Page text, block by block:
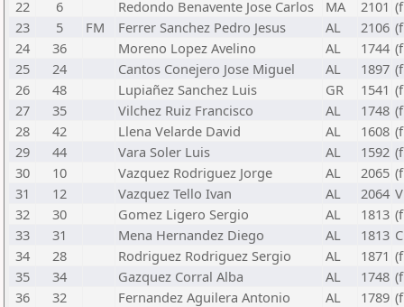
22
6 Redondo Benavente Jose Carlos MA 2101
23
5 FM Ferrer Sanchez Pedro Jesus AL 2106
24
36 Moreno Lopez Avelino AL 1744
25
24 Cantos Conejero Jose Miguel AL 1897
26
48 Lupiañez Sanchez Luis GR 1541
27
35 Vilchez Ruiz Francisco AL 1748
28
42 Llena Velarde David AL 1608
29
44 Vara Soler Luis AL 1592
30
10 Vazquez Rodriguez Jorge AL 2065
31
12 Vazquez Tello Ivan AL 2064
32
30 Gomez Ligero Sergio AL 1813
33
31 Mena Hernandez Diego AL 1813
34
28 Rodriguez Rodriguez Sergio AL 1871
35
34 Gazquez Corral Alba AL 1748
36
32 Fernandez Aguilera Antonio AL 1789